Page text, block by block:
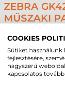
ZEBRA
MŰSZAKI
gyors
Paraméter
Márka
Modell
COOKIES
Sütiket használunk
fejlesztésére,
nagyszerű
kapcsolatos